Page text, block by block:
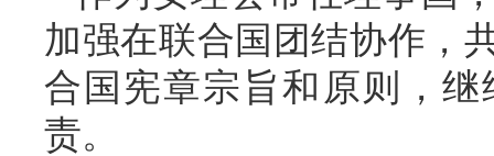
加强在联合国团结协作，
合国宪章宗旨和原则，
责。